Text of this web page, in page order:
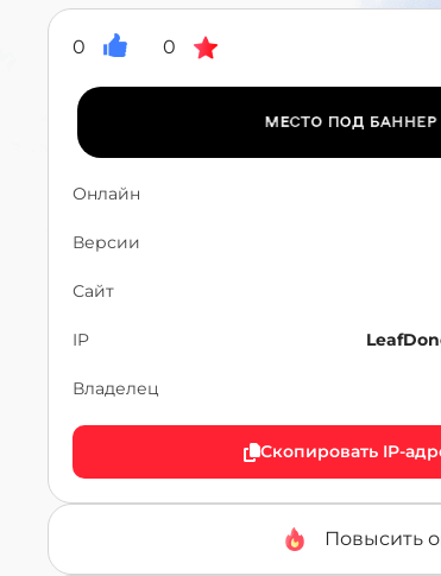
0 0
Онлайн
Версии
Сайт
IP
Владелец
Скопировать IP-
Повысить